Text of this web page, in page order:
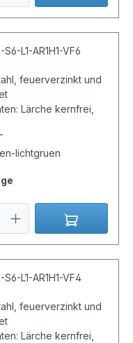
L1-AR1H1-VF6
feuerverzinkt und
Lärche kernfrei,
lichtgruen
L1-AR1H1-VF4
feuerverzinkt und
Lärche kernfrei,